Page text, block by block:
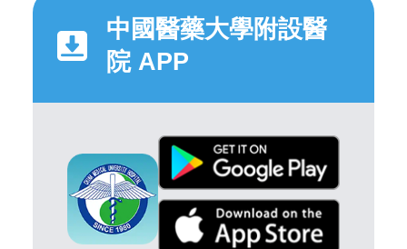
中國醫藥大學附設醫
院 APP